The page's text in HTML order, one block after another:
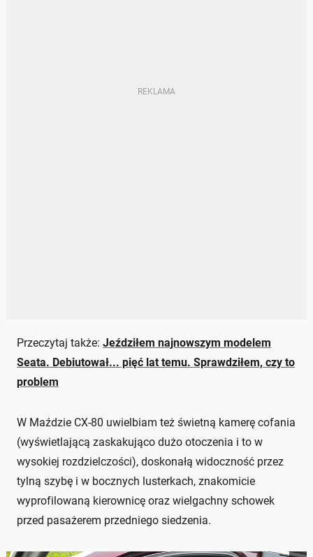
Przeczytaj także: Jeździłem najnowszym modelem
Seata. Debiutował... pięć lat temu. Sprawdziłem, czy to
problem
W Maździe CX-80 uwielbiam też świetną kamerę cofania
(wyświetlającą zaskakująco dużo otoczenia i to w
wysokiej rozdzielczości), doskonałą widoczność przez
tylną szybę i w bocznych lusterkach, znakomicie
wyprofilowaną kierownicę oraz wielgachny schowek
przed pasażerem przedniego siedzenia.